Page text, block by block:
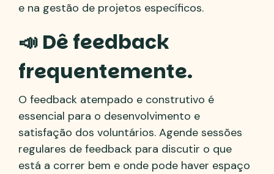
e na gestão de projetos específicos.
📣 Dê feedback
frequentemente.
O feedback atempado e construtivo é
essencial para o desenvolvimento e
satisfação dos voluntários. Agende sessões
regulares de feedback para discutir o que
está a correr bem e onde pode haver espaço